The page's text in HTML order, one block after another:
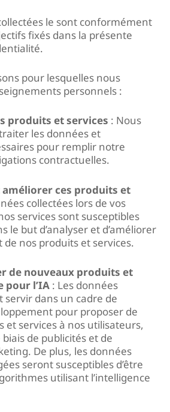
le sont conformément
fixés dans la présente
pour lesquelles nous
personnels :
produits et services : Nous
les données et
pour remplir notre
contractuelles.
améliorer ces produits et
collectées lors de vos
services sont susceptibles
le but d’analyser et d’améliorer
nos produits et services.
de nouveaux produits et
pour l’IA : Les données
servir dans un cadre de
pour proposer de
et services à nos utilisateurs,
de publicités et de
De plus, les données
seront susceptibles d’être
utilisant l’intelligence